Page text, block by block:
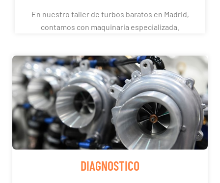
En nuestro taller de turbos baratos en Madrid,
contamos con maquinaria especializada.
DIAGNOSTICO